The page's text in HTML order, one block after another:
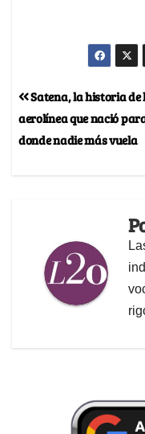
Satena, la historia de
aerolínea que nació
donde nadie más vuela